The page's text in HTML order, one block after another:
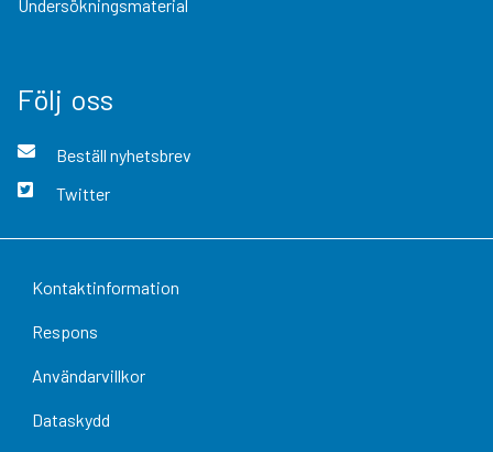
Undersökningsmaterial
Följ oss
Beställ nyhetsbrev
Twitter
Kontaktinformation
Respons
Användarvillkor
Dataskydd